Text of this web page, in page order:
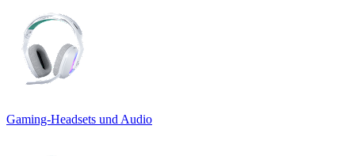
Gaming-Headsets und Audio